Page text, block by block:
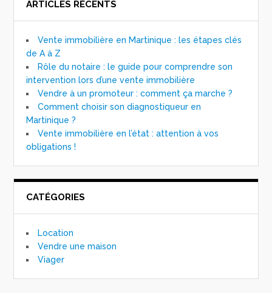
ARTICLES RÉCENTS
Vente immobilière en Martinique : les étapes clés
de A à Z
Rôle du notaire : le guide pour comprendre son
intervention lors d’une vente immobilière
Vendre à un promoteur : comment ça marche ?
Comment choisir son diagnostiqueur en
Martinique ?
Vente immobilière en l’état : attention à vos
obligations !
CATÉGORIES
Location
Vendre une maison
Viager